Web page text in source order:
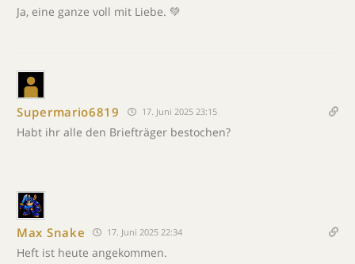
Ja, eine ganze voll mit Liebe. 💚
Supermario6819 17. Juni 2025 23:15
Habt ihr alle den Briefträger bestochen?
Max Snake 17. Juni 2025 22:34
Heft ist heute angekommen.